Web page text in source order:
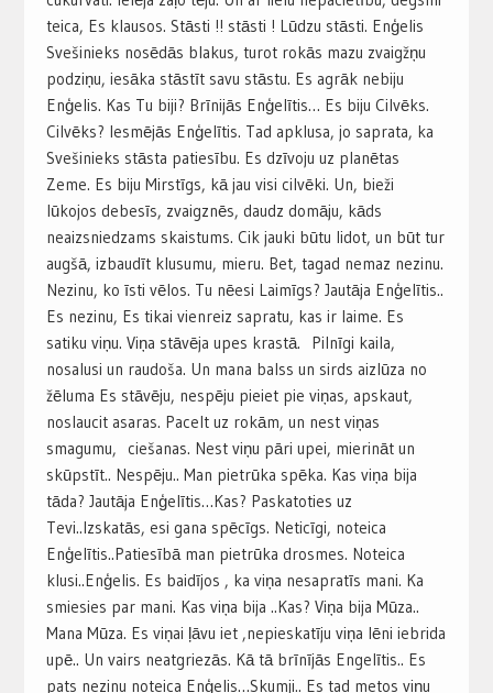
teica, Es klausos. Stāsti !! stāsti ! Lūdzu stāsti. Enģelis
Svešinieks nosēdās blakus, turot rokās mazu zvaigžņu
podziņu, iesāka stāstīt savu stāstu. Es agrāk nebiju
Enģelis. Kas Tu biji? Brīnijās Enģelītis… Es biju Cilvēks.
Cilvēks? Iesmējās Enģelītis. Tad apklusa, jo saprata, ka
Svešinieks stāsta patiesību. Es dzīvoju uz planētas
Zeme. Es biju Mirstīgs, kā jau visi cilvēki. Un, bieži
lūkojos debesīs, zvaigznēs, daudz domāju, kāds
neaizsniedzams skaistums. Cik jauki būtu lidot, un būt tur
augšā, izbaudīt klusumu, mieru. Bet, tagad nemaz nezinu.
Nezinu, ko īsti vēlos. Tu nēesi Laimīgs? Jautāja Enģelītis..
Es nezinu, Es tikai vienreiz sapratu, kas ir laime. Es
satiku viņu. Viņa stāvēja upes krastā. Pilnīgi kaila,
nosalusi un raudoša. Un mana balss un sirds aizlūza no
žēluma Es stāvēju, nespēju pieiet pie viņas, apskaut,
noslaucit asaras. Pacelt uz rokām, un nest viņas
smagumu, ciešanas. Nest viņu pāri upei, mierināt un
skūpstīt.. Nespēju.. Man pietrūka spēka. Kas viņa bija
tāda? Jautāja Enģelītis…Kas? Paskatoties uz
Tevi..Izskatās, esi gana spēcīgs. Neticīgi, noteica
Enģelītis..Patiesībā man pietrūka drosmes. Noteica
klusi..Enģelis. Es baidījos , ka viņa nesapratīs mani. Ka
smiesies par mani. Kas viņa bija ..Kas? Viņa bija Mūza..
Mana Mūza. Es viņai ļāvu iet ,nepieskatīju viņa lēni iebrida
upē.. Un vairs neatgriezās. Kā tā brīnījās Engelītis.. Es
pats nezinu noteica Enģelis…Skumji.. Es tad metos viņu